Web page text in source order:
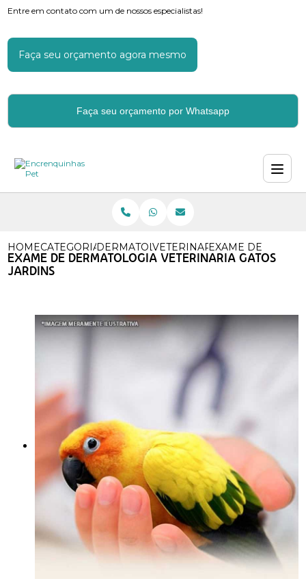
Entre em contato com um de nossos especialistas!
Faça seu orçamento agora mesmo
Faça seu orçamento por Whatsapp
HOMECATEGORIASDERMATOLOGIA VETERINARIA
VETERINARIOEXAME DE
EXAME DE DERMATOLOGIA VETERINARIA GATOS
JARDINS